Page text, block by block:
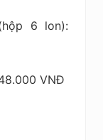
6 lon):
VNĐ